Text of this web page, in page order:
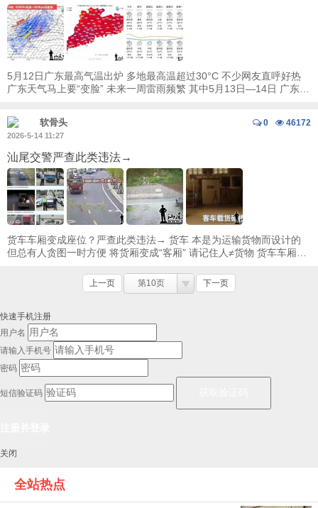
5月12日广东最高气温出炉 多地最高温超过30°C 不少网友直呼好热
广东天气马上要“变脸” 未来一周雷雨频繁 其中5月13日—14日 广东有
0 46172
软骨头
2026-5-14 11:27
汕尾交警严查此类违法→
货车车厢变成座位？严查此类违法→ 货车 本是为运输货物而设计的
但总有人贪图一时方便 将货厢变成“客厢” 请记住人≠货物 货车车厢缺
上一页 第10页 下一页
快速手机注册
用户名
请输入手机号
密码
短信验证码
关闭
全站热点